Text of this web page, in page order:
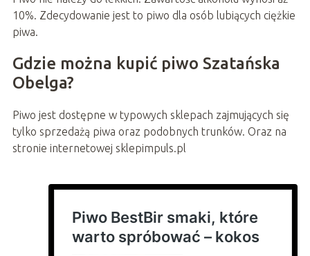
10%. Zdecydowanie jest to piwo dla osób lubiących ciężkie
piwa.
Gdzie można kupić piwo Szatańska
Obelga?
Piwo jest dostępne w typowych sklepach zajmujących się
tylko sprzedażą piwa oraz podobnych trunków. Oraz na
stronie internetowej sklepimpuls.pl